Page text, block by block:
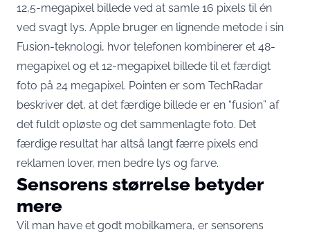
12,5-megapixel billede ved at samle 16 pixels til én
ved svagt lys. Apple bruger en lignende metode i sin
Fusion-teknologi, hvor telefonen kombinerer et 48-
megapixel og et 12-megapixel billede til et færdigt
foto på 24 megapixel. Pointen er som TechRadar
beskriver det, at det færdige billede er en “fusion” af
det fuldt opløste og det sammenlagte foto. Det
færdige resultat har altså langt færre pixels end
reklamen lover, men bedre lys og farve.
Sensorens størrelse betyder
mere
Vil man have et godt mobilkamera, er sensorens